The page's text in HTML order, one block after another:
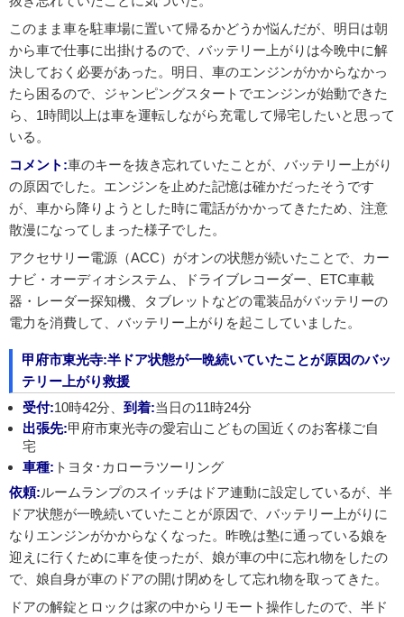
このまま車を駐車場に置いて帰るかどうか悩んだが、明日は朝
から車で仕事に出掛けるので、バッテリー上がりは今晩中に解
決しておく必要があった。明日、車のエンジンがかからなかっ
たら困るので、ジャンピングスタートでエンジンが始動できた
ら、1時間以上は車を運転しながら充電して帰宅したいと思って
いる。
コメント:車のキーを抜き忘れていたことが、バッテリー上がり
の原因でした。エンジンを止めた記憶は確かだったそうです
が、車から降りようとした時に電話がかかってきたため、注意
散漫になってしまった様子でした。
アクセサリー電源（ACC）がオンの状態が続いたことで、カー
ナビ・オーディオシステム、ドライブレコーダー、ETC車載
器・レーダー探知機、タブレットなどの電装品がバッテリーの
電力を消費して、バッテリー上がりを起こしていました。
甲府市東光寺:半ドア状態が一晩続いていたことが原因のバッ
テリー上がり救援
受付:10時42分、 到着:当日の11時24分
出張先:甲府市東光寺の愛宕山こどもの国近くのお客様ご自
宅
車種: トヨタ･カローラツーリング
依頼:ルームランプのスイッチはドア連動に設定しているが、半
ドア状態が一晩続いていたことが原因で、バッテリー上がりに
なりエンジンがかからなくなった。昨晩は塾に通っている娘を
迎えに行くために車を使ったが、娘が車の中に忘れ物をしたの
で、娘自身が車のドアの開け閉めをして忘れ物を取ってきた。
ドアの解錠とロックは家の中からリモート操作したので、半ド